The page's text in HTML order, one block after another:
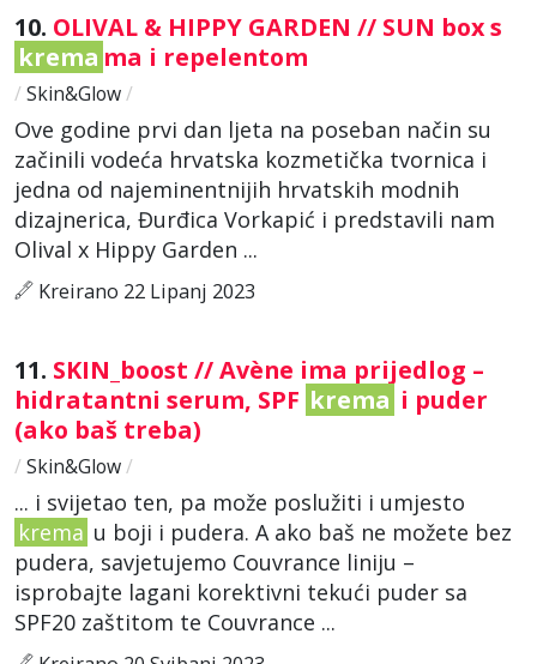
10. OLIVAL & HIPPY GARDEN // SUN box s
krema ma i repelentom
/ Skin&Glow/
Ove godine prvi dan ljeta na poseban način su
začinili vodeća hrvatska kozmetička tvornica i
jedna od najeminentnijih hrvatskih modnih
dizajnerica, Đurđica Vorkapić i predstavili nam
Olival x Hippy Garden ...
Kreirano 22 Lipanj 2023
11. SKIN_boost // Avène ima prijedlog –
hidratantni serum, SPF krema i puder
(ako baš treba)
/ Skin&Glow/
... i svijetao ten, pa može poslužiti i umjesto
krema u boji i pudera. A ako baš ne možete bez
pudera, savjetujemo Couvrance liniju –
isprobajte lagani korektivni tekući puder sa
SPF20 zaštitom te Couvrance ...